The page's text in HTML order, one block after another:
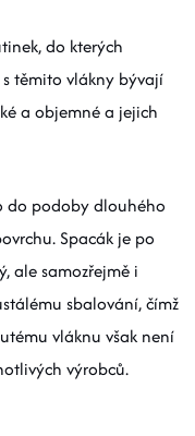
do kterých
těmito vlákny bývají
a objemné a jejich
do podoby dlouhého
Spacák je po
ale samozřejmě i
sbalování, čímž
vláknu však není
výrobců.